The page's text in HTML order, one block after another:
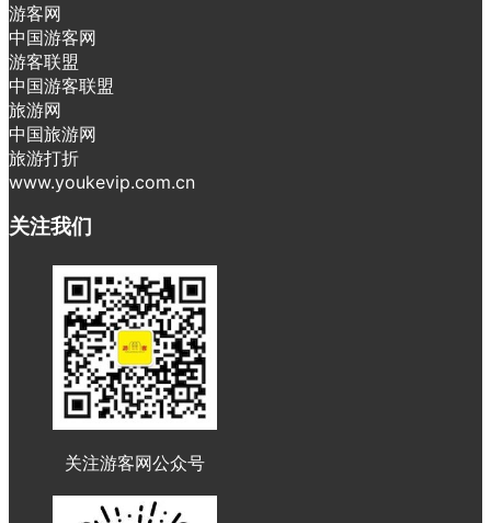
游客网
中国游客网
游客联盟
中国游客联盟
旅游网
中国旅游网
旅游打折
www.youkevip.com.cn
关注我们
关注游客网公众号